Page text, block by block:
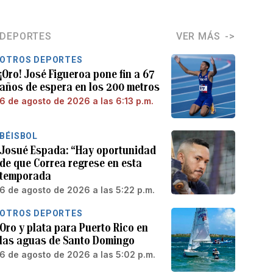
DEPORTES VER MÁS
OTROS DEPORTES
¡Oro! José Figueroa pone fin a 67
años de espera en los 200 metros
6 de agosto de 2026 a las 6:13 p.m.
BÉISBOL
Josué Espada: “Hay oportunidad
de que Correa regrese en esta
temporada
6 de agosto de 2026 a las 5:22 p.m.
OTROS DEPORTES
Oro y plata para Puerto Rico en
las aguas de Santo Domingo
6 de agosto de 2026 a las 5:02 p.m.